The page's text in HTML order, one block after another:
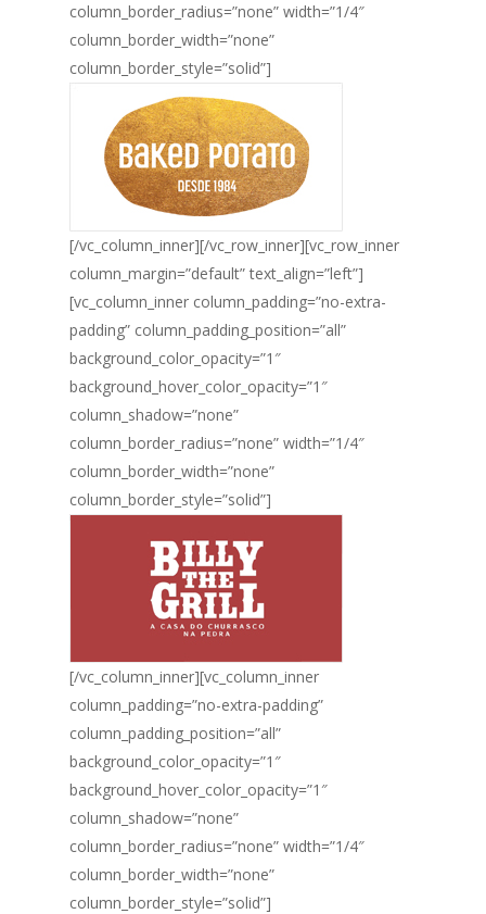
column_border_radius=”none” width=”1/4″
column_border_width=”none”
column_border_style=”solid”]
[/vc_column_inner][/vc_row_inner][vc_row_inner
column_margin=”default” text_align=”left”]
[vc_column_inner column_padding=”no-extra-
padding” column_padding_position=”all”
background_color_opacity=”1″
background_hover_color_opacity=”1″
column_shadow=”none”
column_border_radius=”none” width=”1/4″
column_border_width=”none”
column_border_style=”solid”]
[/vc_column_inner][vc_column_inner
column_padding=”no-extra-padding”
column_padding_position=”all”
background_color_opacity=”1″
background_hover_color_opacity=”1″
column_shadow=”none”
column_border_radius=”none” width=”1/4″
column_border_width=”none”
column_border_style=”solid”]